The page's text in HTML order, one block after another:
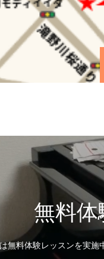
無料
無料体験レッスンを実施